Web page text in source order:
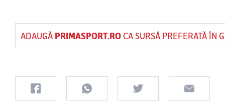
ADAUGĂ PRIMASPORT.ROCA SURSĂ PREFERATĂ ÎN